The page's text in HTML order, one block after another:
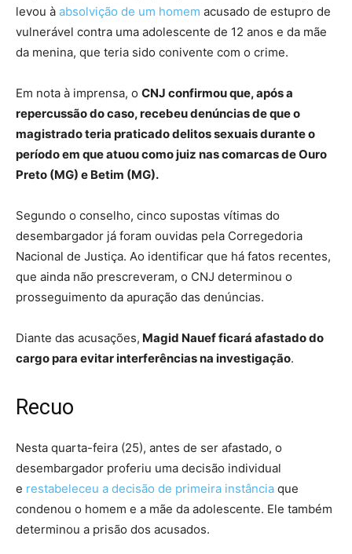
levou à absolvição de um homem acusado de estupro de
vulnerável contra uma adolescente de 12 anos e da mãe
da menina, que teria sido conivente com o crime.
Em nota à imprensa, o CNJ confirmou que, após a
repercussão do caso, recebeu denúncias de que o
magistrado teria praticado delitos sexuais durante o
período em que atuou como juiz nas comarcas de Ouro
Preto (MG) e Betim (MG).
Segundo o conselho, cinco supostas vítimas do
desembargador já foram ouvidas pela Corregedoria
Nacional de Justiça. Ao identificar que há fatos recentes,
que ainda não prescreveram, o CNJ determinou o
prosseguimento da apuração das denúncias.
Diante das acusações, Magid Nauef ficará afastado do
cargo para evitar interferências na investigação.
Recuo
Nesta quarta-feira (25), antes de ser afastado, o
desembargador proferiu uma decisão individual
e restabeleceu a decisão de primeira instância que
condenou o homem e a mãe da adolescente. Ele também
determinou a prisão dos acusados.